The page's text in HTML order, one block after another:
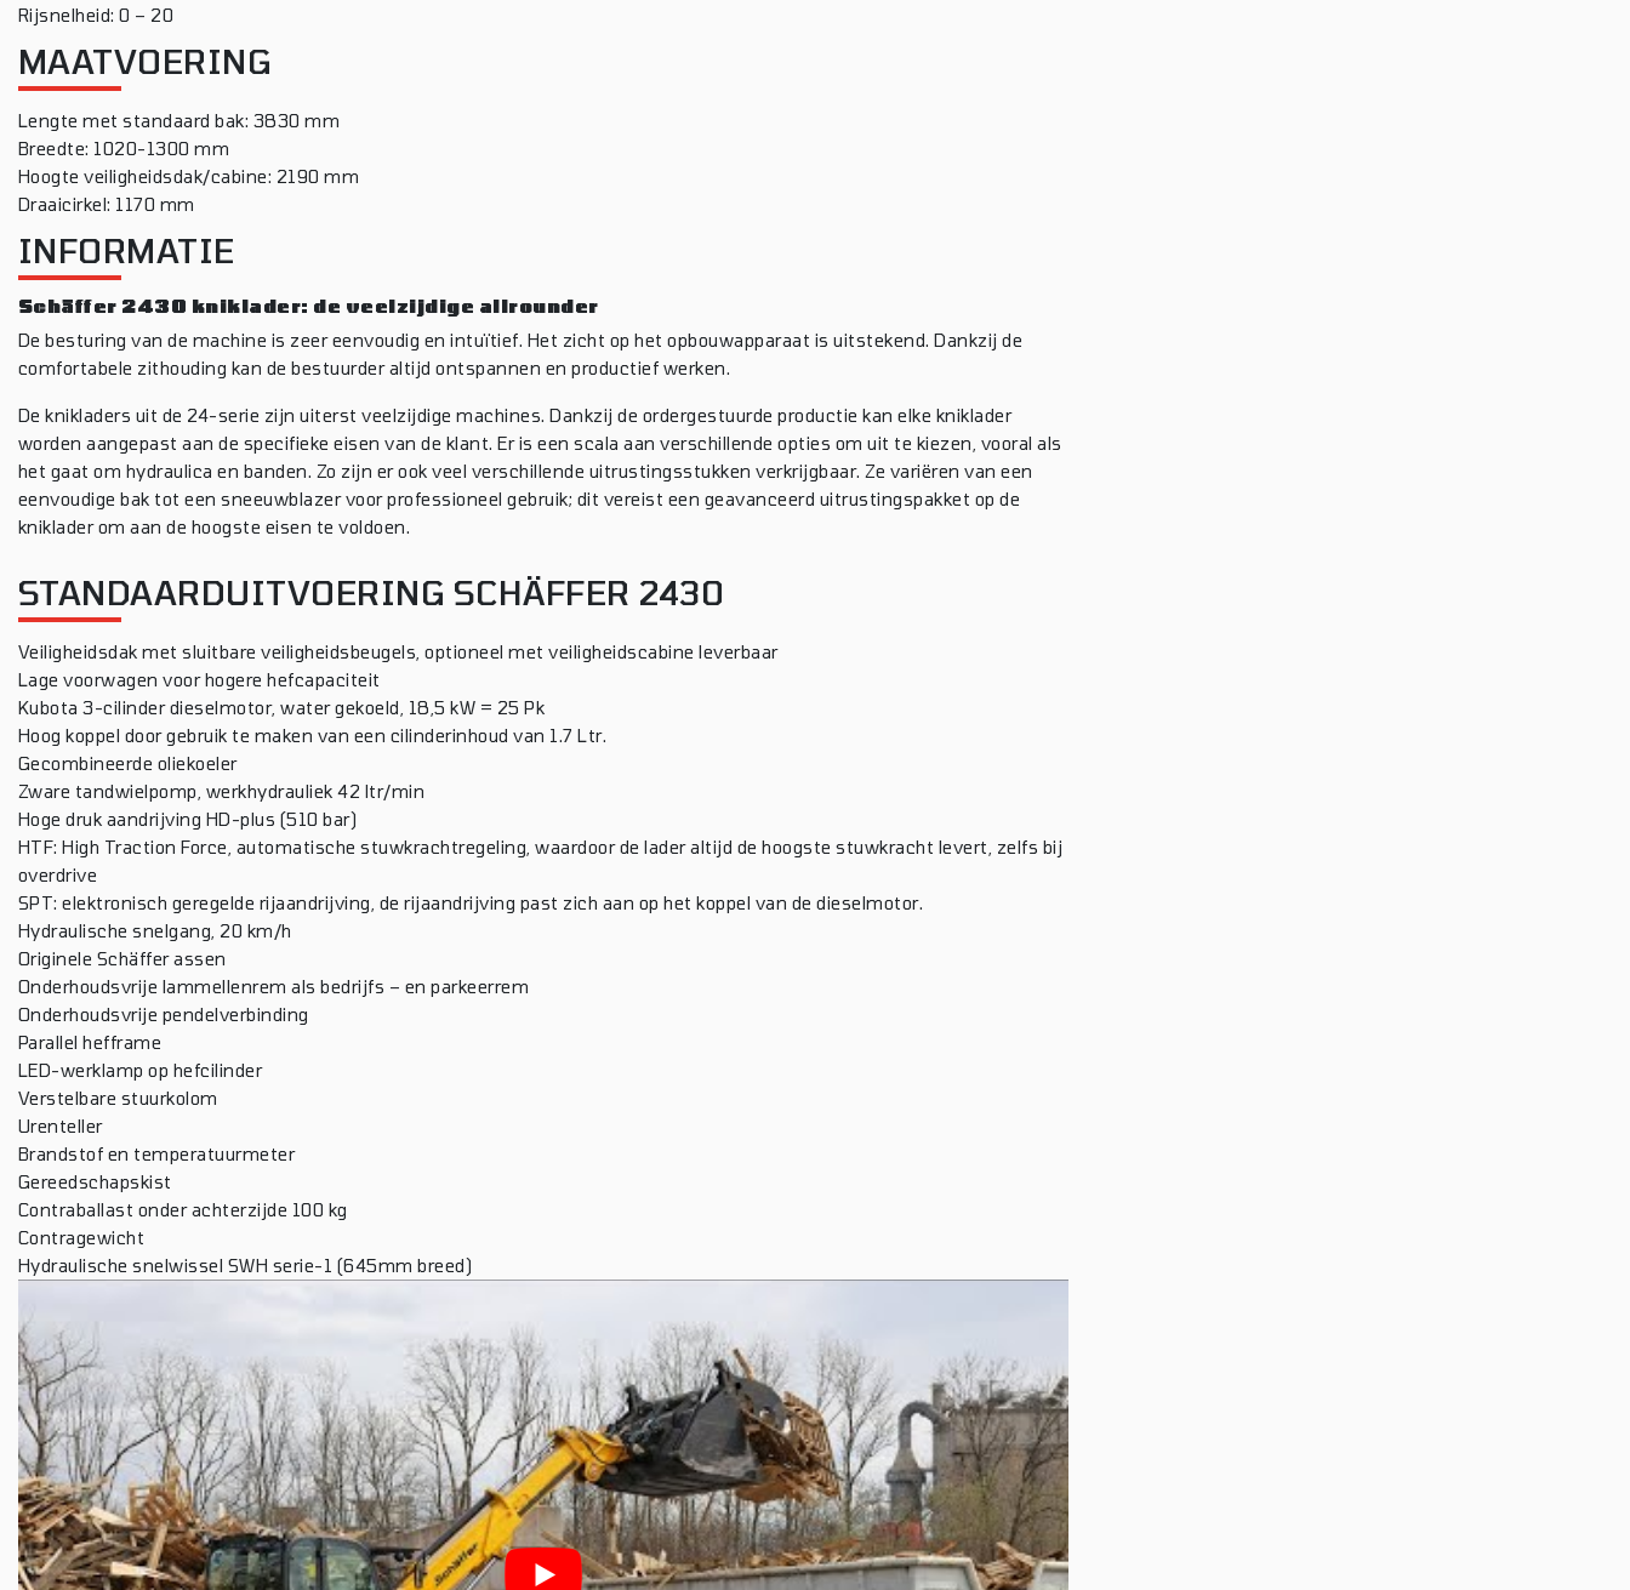
Rijsnelheid: 0 – 20
MAATVOERING
Lengte met standaard bak: 3830 mm
Breedte: 1020-1300 mm
Hoogte veiligheidsdak/cabine: 2190 mm
Draaicirkel: 1170 mm
INFORMATIE
Schäffer 2430 kniklader: de veelzijdige allrounder
De besturing van de machine is zeer eenvoudig en intuïtief. Het zicht op het opbouwapparaat is uitstekend. Dankzij de
comfortabele zithouding kan de bestuurder altijd ontspannen en productief werken.
De knikladers uit de 24-serie zijn uiterst veelzijdige machines. Dankzij de ordergestuurde productie kan elke kniklader
worden aangepast aan de specifieke eisen van de klant. Er is een scala aan verschillende opties om uit te kiezen, vooral als
het gaat om hydraulica en banden. Zo zijn er ook veel verschillende uitrustingsstukken verkrijgbaar. Ze variëren van een
eenvoudige bak tot een sneeuwblazer voor professioneel gebruik; dit vereist een geavanceerd uitrustingspakket op de
kniklader om aan de hoogste eisen te voldoen.
STANDAARDUITVOERING SCHÄFFER 2430
Veiligheidsdak met sluitbare veiligheidsbeugels, optioneel met veiligheidscabine leverbaar
Lage voorwagen voor hogere hefcapaciteit
Kubota 3-cilinder dieselmotor, water gekoeld, 18,5 kW = 25 Pk
Hoog koppel door gebruik te maken van een cilinderinhoud van 1.7 Ltr.
Gecombineerde oliekoeler
Zware tandwielpomp, werkhydrauliek 42 ltr/min
Hoge druk aandrijving HD-plus (510 bar)
HTF: High Traction Force, automatische stuwkrachtregeling, waardoor de lader altijd de hoogste stuwkracht levert, zelfs bij
overdrive
SPT: elektronisch geregelde rijaandrijving, de rijaandrijving past zich aan op het koppel van de dieselmotor.
Hydraulische snelgang, 20 km/h
Originele Schäffer assen
Onderhoudsvrije lammellenrem als bedrijfs – en parkeerrem
Onderhoudsvrije pendelverbinding
Parallel hefframe
LED-werklamp op hefcilinder
Verstelbare stuurkolom
Urenteller
Brandstof en temperatuurmeter
Gereedschapskist
Contraballast onder achterzijde 100 kg
Contragewicht
Hydraulische snelwissel SWH serie-1 (645mm breed)